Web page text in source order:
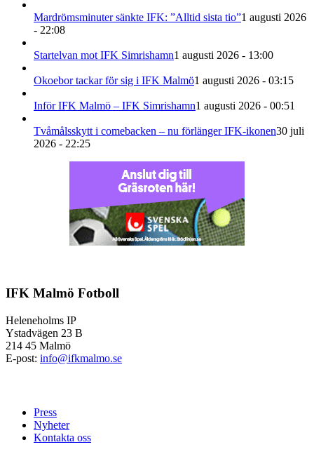
Mardrömsminuter sänkte IFK: ”Alltid sista tio”1 augusti 2026
- 22:08
Startelvan mot IFK Simrishamn1 augusti 2026 - 13:00
Okoebor tackar för sig i IFK Malmö1 augusti 2026 - 03:15
Inför IFK Malmö – IFK Simrishamn1 augusti 2026 - 00:51
Tvåmålsskytt i comebacken – nu förlänger IFK-ikonen30 juli
2026 - 22:25
IFK Malmö Fotboll
Heleneholms IP
Ystadvägen 23 B
214 45 Malmö
E-post: info@ifkmalmo.se
Press
Nyheter
Kontakta oss